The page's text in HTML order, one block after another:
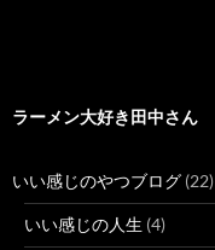
ラーメン大好き田中さん
いい感じのやつブログ (22)
いい感じの人生 (4)